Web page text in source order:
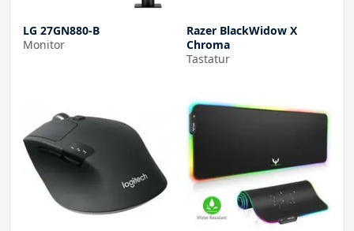
LG 27GN880-B
Monitor
Razer BlackWidow X
Chroma
Tastatur